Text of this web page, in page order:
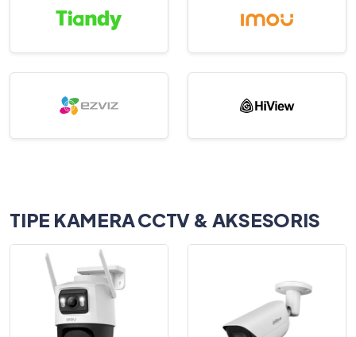
TIPE KAMERA CCTV & AKSESORIS